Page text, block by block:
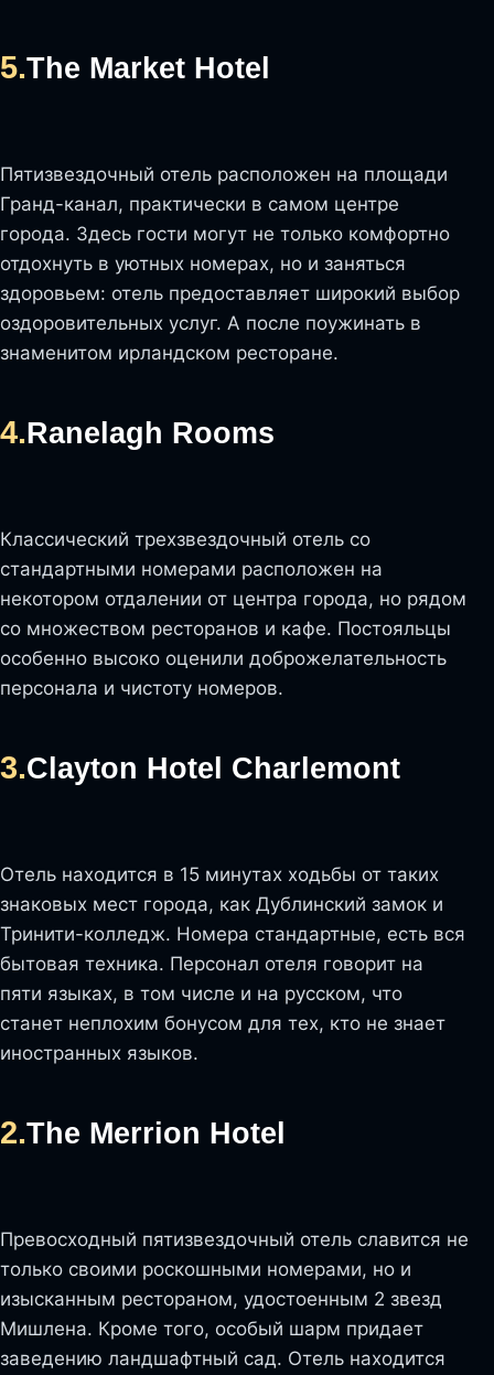
5.The Market Hotel
Пятизвездочный отель расположен на площади
Гранд-канал, практически в самом центре
города. Здесь гости могут не только комфортно
отдохнуть в уютных номерах, но и заняться
здоровьем: отель предоставляет широкий выбор
оздоровительных услуг. А после поужинать в
знаменитом ирландском ресторане.
4.Ranelagh Rooms
Классический трехзвездочный отель со
стандартными номерами расположен на
некотором отдалении от центра города, но рядом
со множеством ресторанов и кафе. Постояльцы
особенно высоко оценили доброжелательность
персонала и чистоту номеров.
3.Clayton Hotel Charlemont
Отель находится в 15 минутах ходьбы от таких
знаковых мест города, как Дублинский замок и
Тринити-колледж. Номера стандартные, есть вся
бытовая техника. Персонал отеля говорит на
пяти языках, в том числе и на русском, что
станет неплохим бонусом для тех, кто не знает
иностранных языков.
2.The Merrion Hotel
Превосходный пятизвездочный отель славится не
только своими роскошными номерами, но и
изысканным рестораном, удостоенным 2 звезд
Мишлена. Кроме того, особый шарм придает
заведению ландшафтный сад. Отель находится